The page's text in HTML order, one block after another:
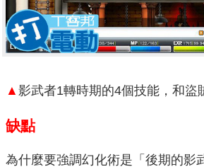
▲ 影武者1轉時期的4個技能，和盜
缺點
為什麼要強調幻化術是「後期的影